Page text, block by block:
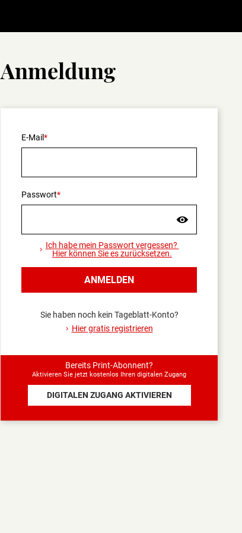
Sind Sie sicher, dass Sie
sich abmelden wollen?
die Abonnenten
vorbehalten sind.
JA NEIN
Anmeldung
E-Mail
Passwort
Ich habe mein Passwort vergessen?
Hier können Sie es zurücksetzen.
ANMELDEN
Sie haben noch kein Tageblatt-Konto?
Hier gratis registrieren
Bereits Print-Abonnent?
Aktivieren Sie jetzt kostenlos Ihren digitalen Zugang
DIGITALEN ZUGANG AKTIVIEREN